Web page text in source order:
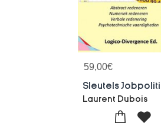
59,00€
Laurent Dubois